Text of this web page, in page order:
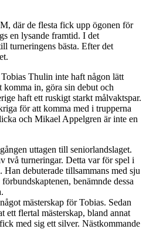
där de flesta fick upp ögonen för
en lysande framtid. I det
turneringens bästa. Efter det
Thulin inte haft någon lätt
in, göra sin debut och
haft ett ruskigt starkt målvaktspar.
för att komma med i trupperna
och Mikael Appelgren är inte en
uttagen till seniorlandslaget.
två turneringar. Detta var för spel i
debuterade tillsammans med sju
benämnde dessa
mästerskap för Tobias. Sedan
ett flertal mästerskap, bland annat
med sig ett silver. Nästkommande